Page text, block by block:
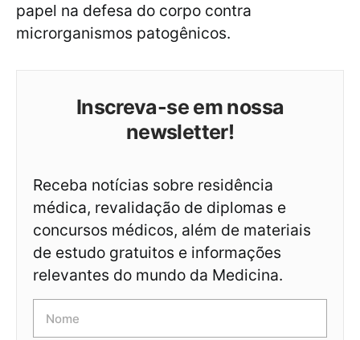
papel na defesa do corpo contra
microrganismos patogênicos.
Inscreva-se em nossa
newsletter!
Receba notícias sobre residência
médica, revalidação de diplomas e
concursos médicos, além de materiais
de estudo gratuitos e informações
relevantes do mundo da Medicina.